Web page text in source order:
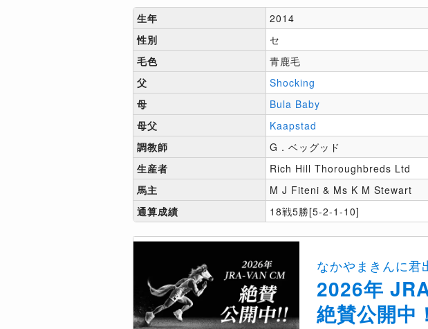
生年
2014
性別
セ
毛色
青鹿毛
父
Shocking
母
Bula Baby
母父
Kaapstad
調教師
G．ベッグッド
生産者
Rich Hill Thoroughbreds Ltd
馬主
M J Fiteni & Ms K M Stewart
通算成績
18戦5勝[5-2-1-10]
なかやまきんに君
2026年
絶賛公開中